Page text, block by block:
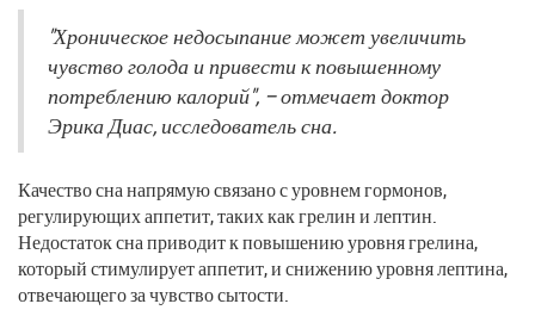
"Хроническое недосыпание может увеличить
чувство голода и привести к повышенному
потреблению калорий", – отмечает доктор
Эрика Диас, исследователь сна.
Качество сна напрямую связано с уровнем гормонов,
регулирующих аппетит, таких как грелин и лептин.
Недостаток сна приводит к повышению уровня грелина,
который стимулирует аппетит, и снижению уровня лептина,
отвечающего за чувство сытости.